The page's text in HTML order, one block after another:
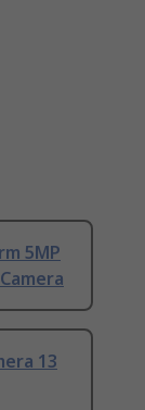
5MP
13